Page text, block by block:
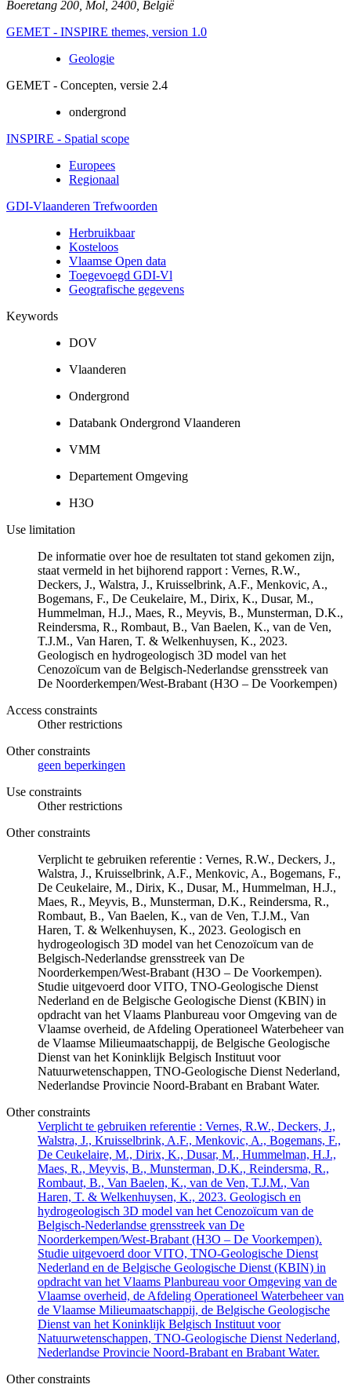
Boeretang 200 Mol 2400 België
GEMET - INSPIRE themes, version 1.0
Geologie
GEMET - Concepten, versie 2.4
ondergrond
INSPIRE - Spatial scope
Europees
Regionaal
GDI-Vlaanderen Trefwoorden
Herbruikbaar
Kosteloos
Vlaamse Open data
Toegevoegd GDI-Vl
Geografische gegevens
Keywords
DOV
Vlaanderen
Ondergrond
Databank Ondergrond Vlaanderen
VMM
Departement Omgeving
H3O
Use limitation
De informatie over hoe de resultaten tot stand gekomen zijn,
staat vermeld in het bijhorend rapport : Vernes, R.W.,
Deckers, J., Walstra, J., Kruisselbrink, A.F., Menkovic, A.,
Bogemans, F., De Ceukelaire, M., Dirix, K., Dusar, M.,
Hummelman, H.J., Maes, R., Meyvis, B., Munsterman, D.K.,
Reindersma, R., Rombaut, B., Van Baelen, K., van de Ven,
T.J.M., Van Haren, T. & Welkenhuysen, K., 2023.
Geologisch en hydrogeologisch 3D model van het
Cenozoïcum van de Belgisch-Nederlandse grensstreek van
De Noorderkempen/West-Brabant (H3O – De Voorkempen)
Access constraints
Other restrictions
Other constraints
geen beperkingen
Use constraints
Other restrictions
Other constraints
Verplicht te gebruiken referentie : Vernes, R.W., Deckers, J.,
Walstra, J., Kruisselbrink, A.F., Menkovic, A., Bogemans, F.,
De Ceukelaire, M., Dirix, K., Dusar, M., Hummelman, H.J.,
Maes, R., Meyvis, B., Munsterman, D.K., Reindersma, R.,
Rombaut, B., Van Baelen, K., van de Ven, T.J.M., Van
Haren, T. & Welkenhuysen, K., 2023. Geologisch en
hydrogeologisch 3D model van het Cenozoïcum van de
Belgisch-Nederlandse grensstreek van De
Noorderkempen/West-Brabant (H3O – De Voorkempen).
Studie uitgevoerd door VITO, TNO-Geologische Dienst
Nederland en de Belgische Geologische Dienst (KBIN) in
opdracht van het Vlaams Planbureau voor Omgeving van de
Vlaamse overheid, de Afdeling Operationeel Waterbeheer van
de Vlaamse Milieumaatschappij, de Belgische Geologische
Dienst van het Koninklijk Belgisch Instituut voor
Natuurwetenschappen, TNO-Geologische Dienst Nederland,
Nederlandse Provincie Noord-Brabant en Brabant Water.
Other constraints
Verplicht te gebruiken referentie : Vernes, R.W., Deckers, J.,
Walstra, J., Kruisselbrink, A.F., Menkovic, A., Bogemans, F.,
De Ceukelaire, M., Dirix, K., Dusar, M., Hummelman, H.J.,
Maes, R., Meyvis, B., Munsterman, D.K., Reindersma, R.,
Rombaut, B., Van Baelen, K., van de Ven, T.J.M., Van
Haren, T. & Welkenhuysen, K., 2023. Geologisch en
hydrogeologisch 3D model van het Cenozoïcum van de
Belgisch-Nederlandse grensstreek van De
Noorderkempen/West-Brabant (H3O – De Voorkempen).
Studie uitgevoerd door VITO, TNO-Geologische Dienst
Nederland en de Belgische Geologische Dienst (KBIN) in
opdracht van het Vlaams Planbureau voor Omgeving van de
Vlaamse overheid, de Afdeling Operationeel Waterbeheer van
de Vlaamse Milieumaatschappij, de Belgische Geologische
Dienst van het Koninklijk Belgisch Instituut voor
Natuurwetenschappen, TNO-Geologische Dienst Nederland,
Nederlandse Provincie Noord-Brabant en Brabant Water.
Other constraints